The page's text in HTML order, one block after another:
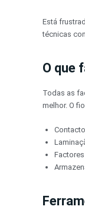
Está
técnicas
O que
Todas as
melhor. O